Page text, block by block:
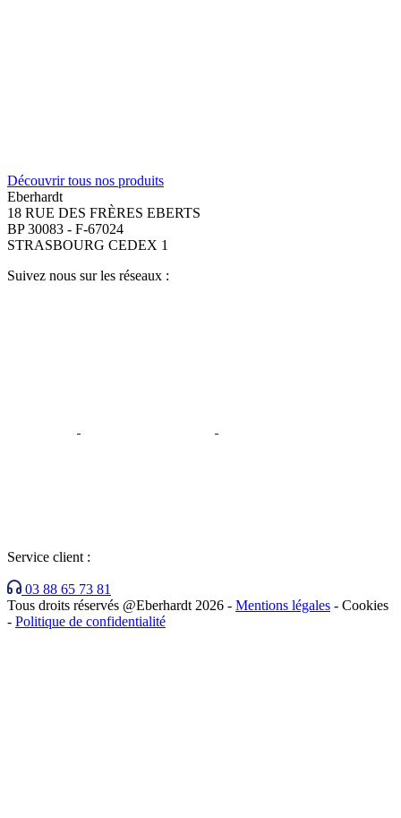
Découvrir tous nos produits
Eberhardt
18 RUE DES FRÈRES EBERTS
BP 30083 - F-67024
STRASBOURG CEDEX 1
Suivez nous sur les réseaux :
Service client :
03 88 65 73 81
Tous droits réservés @Eberhardt 2026 - Mentions légales - Cookies
- Politique de confidentialité